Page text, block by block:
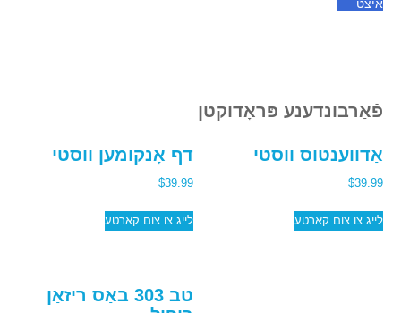
איצט
פֿאַרבונדענע פּראָדוקטן
דף אָנקומען ווסטי
$39.99
לייג צו צום קארטע
אַדווענטוס ווסטי
$39.99
לייג צו צום קארטע
טב 303 באַס ריזאַן